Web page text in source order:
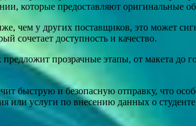
которые предоставляют оригинальные
чем у других поставщиков, это может
сочетает доступность и качество.
прозрачные этапы, от макета до
быструю и безопасную отправку, что
или услуги по внесению данных о студенте